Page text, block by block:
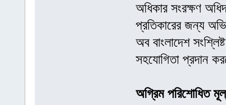
অধিকার সংরক্ষণ
প্রতিকারের জন্য
অব বাংলাদেশ
সহযোগিতা প্রদান
অগ্রিম পরিশোধিত